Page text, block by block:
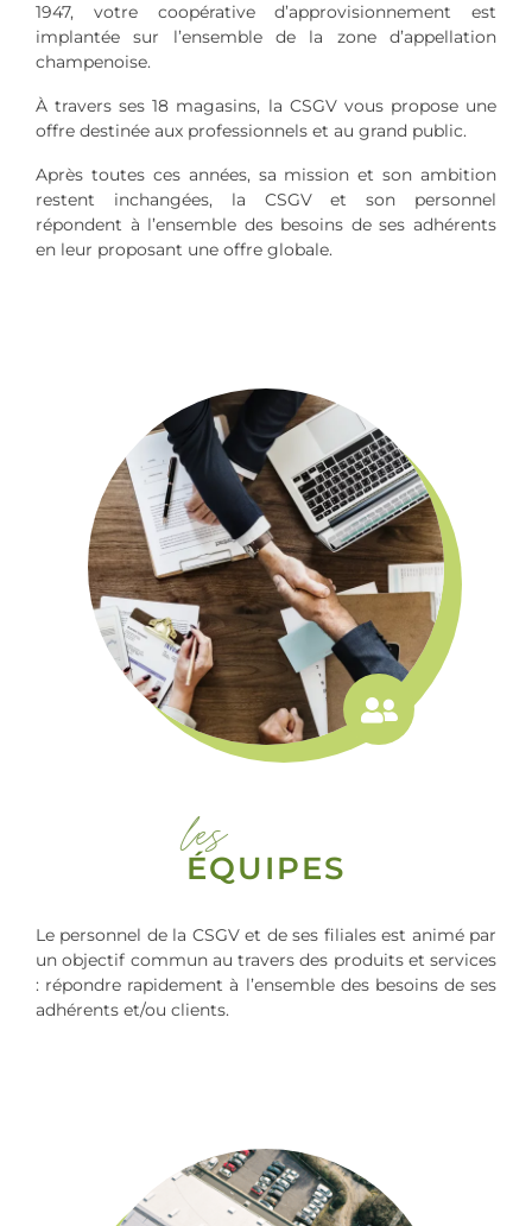
1947, votre coopérative d’approvisionnement est
implantée sur l’ensemble de la zone d’appellation
champenoise.
À travers ses 18 magasins, la CSGV vous propose une
offre destinée aux professionnels et au grand public.
Après toutes ces années, sa mission et son ambition
restent inchangées, la CSGV et son personnel
répondent à l’ensemble des besoins de ses adhérents
en leur proposant une offre globale.
les
ÉQUIPES
Le personnel de la CSGV et de ses filiales est animé par
un objectif commun au travers des produits et services
: répondre rapidement à l’ensemble des besoins de ses
adhérents et/ou clients.